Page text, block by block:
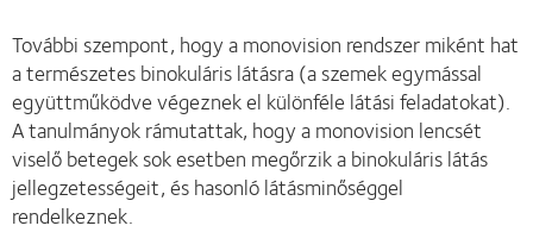
További szempont, hogy a monovision rendszer miként hat
a természetes binokuláris látásra (a szemek egymással
együttműködve végeznek el különféle látási feladatokat).
A tanulmányok rámutattak, hogy a monovision lencsét
viselő betegek sok esetben megőrzik a binokuláris látás
jellegzetességeit, és hasonló látásminőséggel
rendelkeznek.